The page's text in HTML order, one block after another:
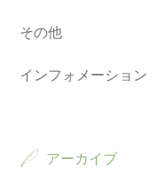
その他
インフォメーション
アーカイブ